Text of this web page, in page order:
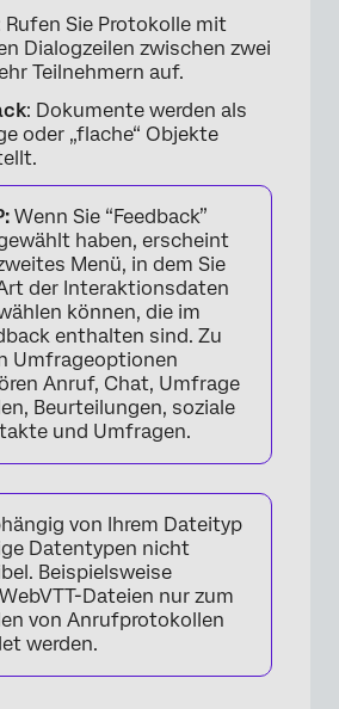
Rufen Sie Protokolle mit
Dialogzeilen zwischen zwei
Teilnehmern auf.
: Dokumente werden als
oder „flache“ Objekte
Wenn Sie “Feedback”
haben, erscheint
Menü, in dem Sie
der Interaktionsdaten
können, die im
enthalten sind. Zu
Umfrageoptionen
Anruf, Chat, Umfrage
Beurteilungen, soziale
und Umfragen.
von Ihrem Dateityp
Datentypen nicht
Beispielsweise
Dateien nur zum
von Anrufprotokollen
werden.